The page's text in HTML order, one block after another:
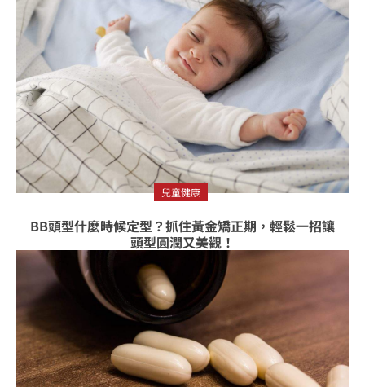
兒童健康
BB頭型什麼時候定型？抓住黃金矯正期，輕鬆一招讓
頭型圓潤又美觀！